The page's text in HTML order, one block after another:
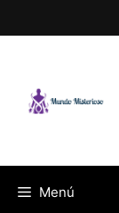
al
Menú